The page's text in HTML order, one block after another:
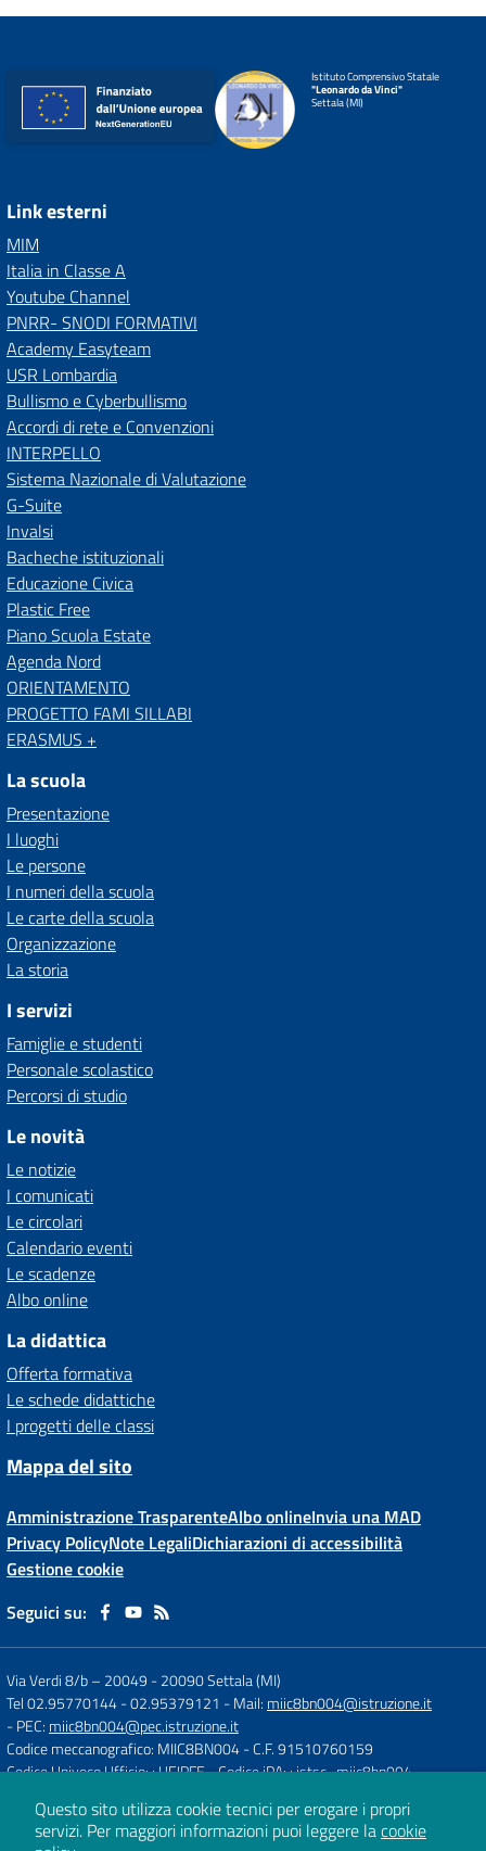
Istituto Comprensivo Statale
"Leonardo da Vinci"
Settala (MI)
Link esterni
MIM
Italia in Classe A
Youtube Channel
PNRR- SNODI FORMATIVI
Academy Easyteam
USR Lombardia
Bullismo e Cyberbullismo
Accordi di rete e Convenzioni
INTERPELLO
Sistema Nazionale di Valutazione
G-Suite
Invalsi
Bacheche istituzionali
Educazione Civica
Plastic Free
Piano Scuola Estate
Agenda Nord
ORIENTAMENTO
PROGETTO FAMI SILLABI
ERASMUS +
La scuola
Presentazione
I luoghi
Le persone
I numeri della scuola
Le carte della scuola
Organizzazione
La storia
I servizi
Famiglie e studenti
Personale scolastico
Percorsi di studio
Le novità
Le notizie
I comunicati
Le circolari
Calendario eventi
Le scadenze
Albo online
La didattica
Offerta formativa
Le schede didattiche
I progetti delle classi
Mappa del sito
Amministrazione TrasparenteAlbo onlineInvia una MAD
Privacy PolicyNote LegaliDichiarazioni di accessibilità
Gestione cookie
Seguici su:
Via Verdi 8/b – 20049 -20090 Settala (MI)
Tel 02.95770144 - 02.95379121 - Mail: miic8bn004@istruzione.it
- PEC: miic8bn004@pec.istruzione.it
Codice meccanografico: MIIC8BN004- C.F. 91510760159
Codice Univoco Ufficio: : UFJPFE- Codice iPA: : istsc_miic8bn004
Concept & Design by
Designers Italia
Questo sito utilizza cookie tecnici per erogare i propri
servizi. Per maggiori informazioni puoi leggere lacookie